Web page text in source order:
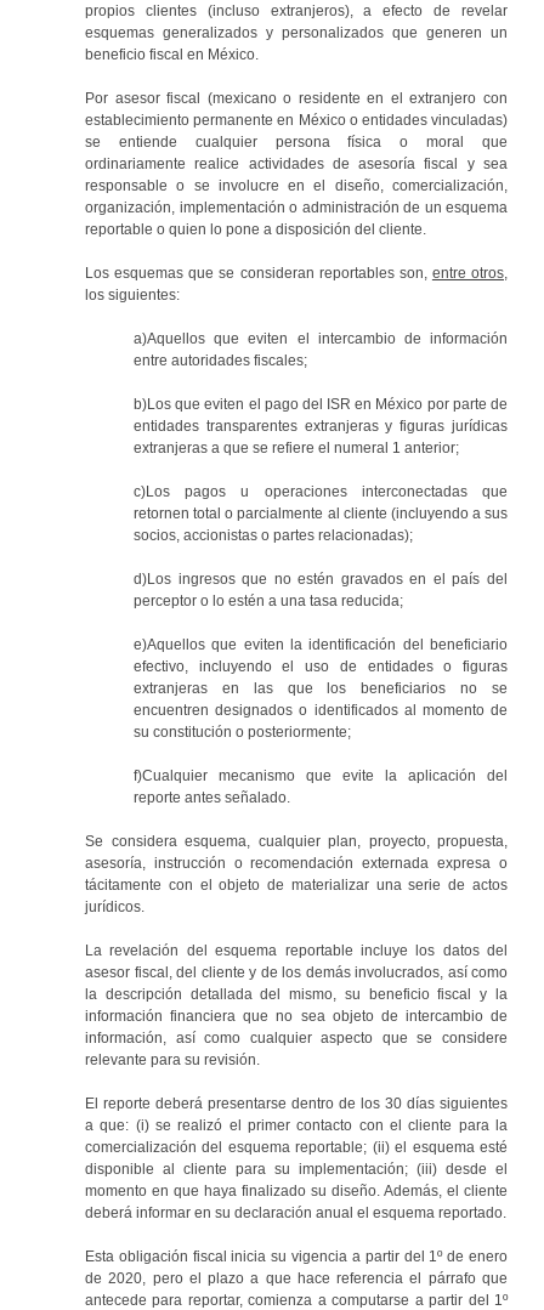
propios clientes (incluso extranjeros), a efecto de revelar
esquemas generalizados y personalizados que generen un
beneficio fiscal en México.
Por asesor fiscal (mexicano o residente en el extranjero con
establecimiento permanente en México o entidades vinculadas)
se entiende cualquier persona física o moral que
ordinariamente realice actividades de asesoría fiscal y sea
responsable o se involucre en el diseño, comercialización,
organización, implementación o administración de un esquema
reportable o quien lo pone a disposición del cliente.
Los esquemas que se consideran reportables son, entre otros
los siguientes:
a)Aquellos que eviten el intercambio de información
entre autoridades fiscales;
b)Los que eviten el pago del ISR en México por parte de
entidades transparentes extranjeras y figuras jurídicas
extranjeras a que se refiere el numeral 1 anterior;
c)Los pagos u operaciones interconectadas que
retornen total o parcialmente al cliente (incluyendo a sus
socios, accionistas o partes relacionadas);
d)Los ingresos que no estén gravados en el país del
perceptor o lo estén a una tasa reducida;
e)Aquellos que eviten la identificación del beneficiario
efectivo, incluyendo el uso de entidades o figuras
extranjeras en las que los beneficiarios no se
encuentren designados o identificados al momento de
su constitución o posteriormente;
f)Cualquier mecanismo que evite la aplicación del
reporte antes señalado.
Se considera esquema, cualquier plan, proyecto, propuesta,
asesoría, instrucción o recomendación externada expresa o
tácitamente con el objeto de materializar una serie de actos
jurídicos.
La revelación del esquema reportable incluye los datos del
asesor fiscal, del cliente y de los demás involucrados, así como
la descripción detallada del mismo, su beneficio fiscal y la
información financiera que no sea objeto de intercambio de
información, así como cualquier aspecto que se considere
relevante para su revisión.
El reporte deberá presentarse dentro de los 30 días siguientes
a que: (i) se realizó el primer contacto con el cliente para la
comercialización del esquema reportable; (ii) el esquema esté
disponible al cliente para su implementación; (iii) desde el
momento en que haya finalizado su diseño. Además, el cliente
deberá informar en su declaración anual el esquema reportado.
Esta obligación fiscal inicia su vigencia a partir del 1º de enero
de 2020, pero el plazo a que hace referencia el párrafo que
antecede para reportar, comienza a computarse a partir del 1º